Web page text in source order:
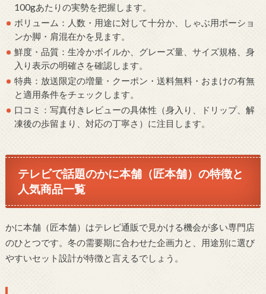
100gあたりの実勢を把握します。
ボリューム：人数・用途に対して十分か、しゃぶ用ポーショ
ンか脚・肩混在かを見ます。
鮮度・品質：生冷かボイルか、グレーズ量、サイズ規格、身
入り表示の明確さを確認します。
特典：放送限定の増量・クーポン・送料無料・おまけの有無
と適用条件をチェックします。
口コミ：写真付きレビューの具体性（身入り、ドリップ、解
凍後の歩留まり、対応の丁寧さ）に注目します。
テレビで話題のかに本舗（匠本舗）の特徴と
人気商品一覧
かに本舗（匠本舗）はテレビ通販で見かける機会が多い専門店
のひとつです。冬の需要期に合わせた企画力と、用途別に選び
やすいセット設計が特徴と言えるでしょう。